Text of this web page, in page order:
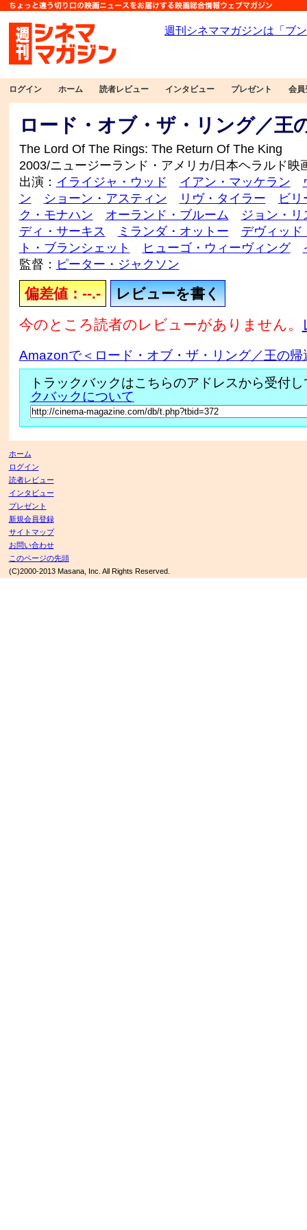
ログイン ホーム 読者レビュー インタビュー プレゼント 会員
ロード・オブ・ザ・リング／王
The Lord Of The Rings: The Return Of The King
2003/ニュージーランド・アメリカ/日本ヘラルド映
出演： イライジャ・ウッド イアン・マッケラン
ン
ショーン・アスティン リヴ・タイラー
ビリ
ク・モナハン
オーランド・ブルーム
ジョン・
ディ・サーキス
ミランダ・オットー
デヴィッド
ト・ブランシェット
ヒューゴ・ウィーヴィング
監督： ピーター・ジャクソン
偏差値：--.-
レビューを書く
今のところ読者のレビューがありません。
Amazonで＜ロード・オブ・ザ・リング／王の帰
トラックバックはこちらのアドレスから受付
クバックについて
ホーム
ログイン
読者レビュー
インタビュー
プレゼント
新規会員登録
サイトマップ
お問い合わせ
このページの先頭
(C)2000-2013 Masana, Inc. All Rights Reserved.